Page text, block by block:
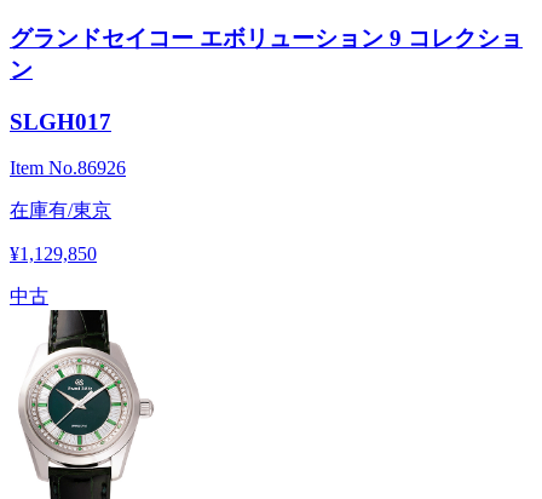
グランドセイコー エボリューション 9 コレクショ
ン
SLGH017
Item No.86926
在庫有/東京
¥1,129,850
中古